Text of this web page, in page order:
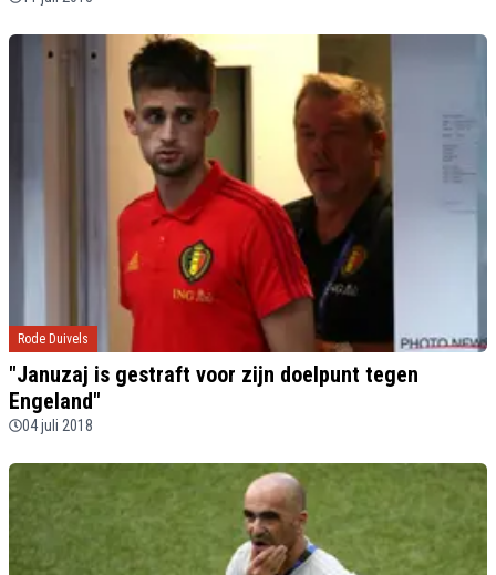
Rode Duivels
"Januzaj is gestraft voor zijn doelpunt tegen
Engeland"
04 juli 2018